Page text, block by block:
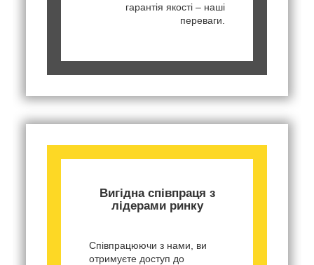
гарантія якості – наші
переваги.
Вигідна співпраця з
лідерами ринку
Співпрацюючи з нами, ви
отримуєте доступ до